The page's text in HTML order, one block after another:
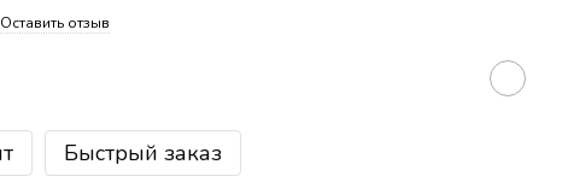
Оставить отзыв
Быстрый заказ